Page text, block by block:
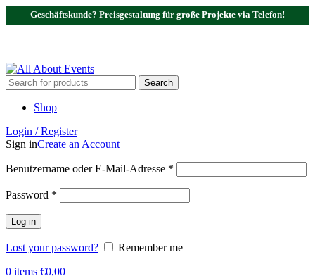
Geschäftskunde? Preisgestaltung für große Projekte via Telefon!
Search
Shop
Login / Register
Sign inCreate an Account
Benutzername oder E-Mail-Adresse *
Password *
Log in
Lost your password?
Remember me
0 items €0,00